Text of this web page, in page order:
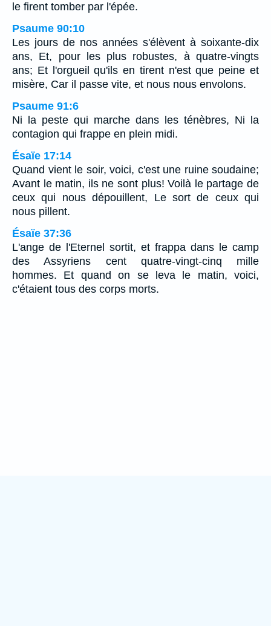
le firent tomber par l'épée.
Psaume 90:10
Les jours de nos années s'élèvent à soixante-dix
ans, Et, pour les plus robustes, à quatre-vingts
ans; Et l'orgueil qu'ils en tirent n'est que peine et
misère, Car il passe vite, et nous nous envolons.
Psaume 91:6
Ni la peste qui marche dans les ténèbres, Ni la
contagion qui frappe en plein midi.
Ésaïe 17:14
Quand vient le soir, voici, c'est une ruine soudaine;
Avant le matin, ils ne sont plus! Voilà le partage de
ceux qui nous dépouillent, Le sort de ceux qui
nous pillent.
Ésaïe 37:36
L'ange de l'Eternel sortit, et frappa dans le camp
des Assyriens cent quatre-vingt-cinq mille
hommes. Et quand on se leva le matin, voici,
c'étaient tous des corps morts.